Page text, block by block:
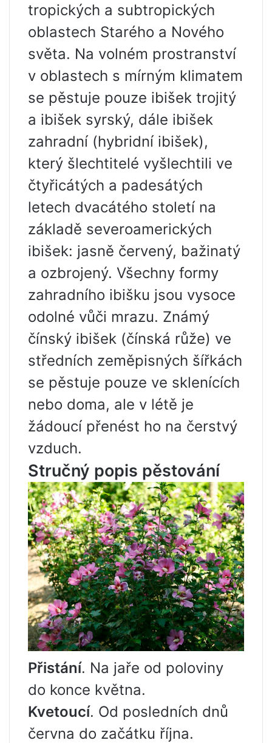
tropických a subtropických
oblastech Starého a Nového
světa. Na volném prostranství
v oblastech s mírným klimatem
se pěstuje pouze ibišek trojitý
a ibišek syrský, dále ibišek
zahradní (hybridní ibišek),
který šlechtitelé vyšlechtili ve
čtyřicátých a padesátých
letech dvacátého století na
základě severoamerických
ibišek: jasně červený, bažinatý
a ozbrojený. Všechny formy
zahradního ibišku jsou vysoce
odolné vůči mrazu. Známý
čínský ibišek (čínská růže) ve
středních zeměpisných šířkách
se pěstuje pouze ve sklenících
nebo doma, ale v létě je
žádoucí přenést ho na čerstvý
vzduch.
Stručný popis pěstování
Přistání. Na jaře od poloviny
do konce května.
Kvetoucí. Od posledních dnů
června do začátku října.